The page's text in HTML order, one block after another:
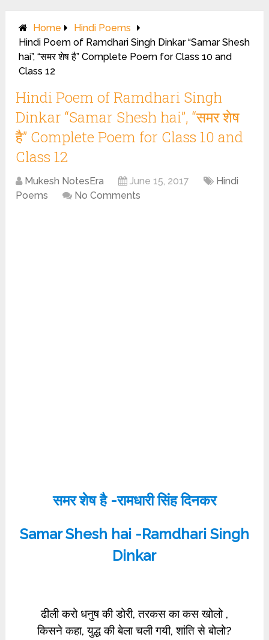
Home
Hindi Poems
Hindi Poem of Ramdhari Singh Dinkar “Samar Shesh
hai”, “समर शेष है” Complete Poem for Class 10 and
Class 12
Hindi Poem of Ramdhari Singh
Dinkar “Samar Shesh hai”, “समर शेष
है” Complete Poem for Class 10 and
Class 12
Mukesh NotesEra June 15, 2017
Hindi
Poems
No Comments
समर शेष है -रामधारी सिंह दिनकर
Samar Shesh hai -Ramdhari Singh
Dinkar
ढीली करो धनुष की डोरी, तरकस का कस खोलो ,
किसने कहा, युद्ध की बेला चली गयी, शांति से बोलो?